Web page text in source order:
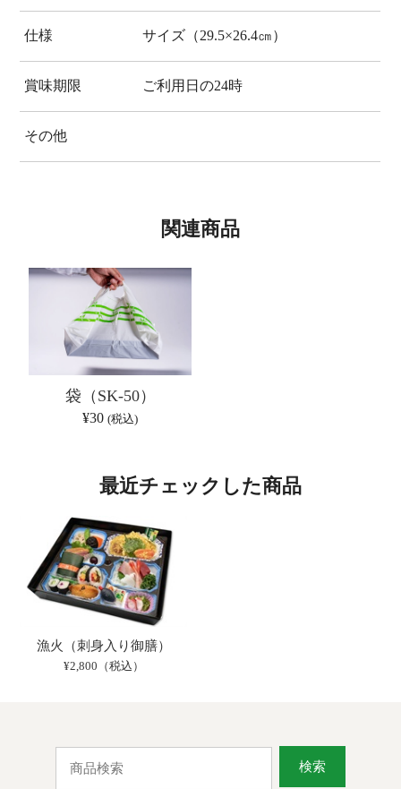
仕様 サイズ（29.5×26.4㎝）
賞味期限 ご利用日の24時
その他
関連商品
袋（SK-50）
¥30(税込)
最近チェックした商品
漁火（刺身入り御膳）
¥2,800（税込）
検索